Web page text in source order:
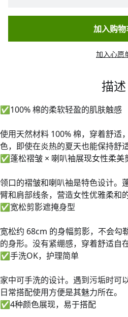
加入购物
加入心愿
描述
✅100% 棉的柔软轻盈的肌肤触感
使用天然材料 100% 棉，穿着舒适
色，即使在炎热的夏天也能保持舒
✅蓬松褶皱 × 喇叭袖展现女性柔美
领口的褶皱和喇叭袖是特色设计。
臂和肩部线条，营造女性优雅柔和
✅宽松剪影遮掩身型
宽松约 68cm 的身幅剪影，不会勾
的身形。没有紧绷感，穿着舒适自在
✅手洗OK，护理简单
家中可手洗的设计。遇到污垢时可
日常搭配使用方便是其魅力所在。
✅4种颜色展现，易于搭配